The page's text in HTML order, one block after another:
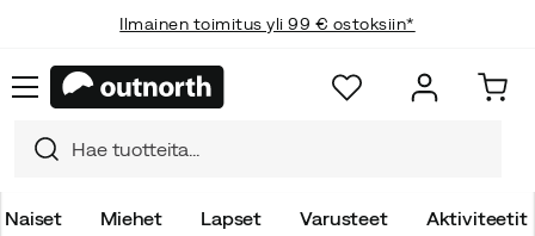
Ilmainen toimitus yli 99 € ostoksiin*
Naiset Miehet Lapset Varusteet Aktiviteetit